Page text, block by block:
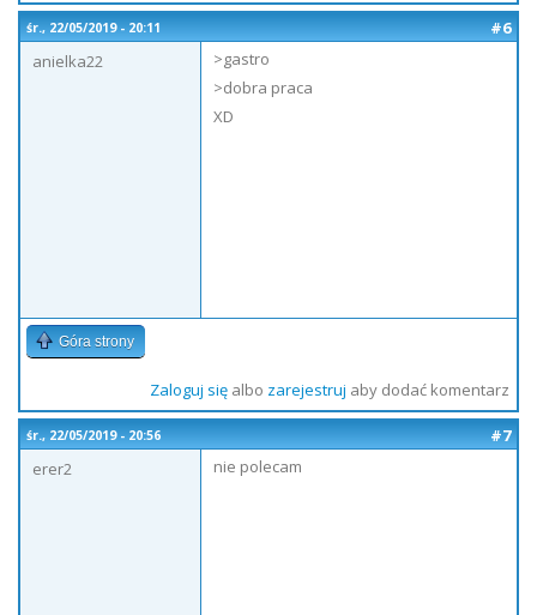
śr., 22/05/2019 - 20:11
#6
anielka22
>gastro
>dobra praca
XD
Góra strony
Zaloguj sięalbo zarejestruj aby dodać komentarz
śr., 22/05/2019 - 20:56
#7
erer2
nie polecam